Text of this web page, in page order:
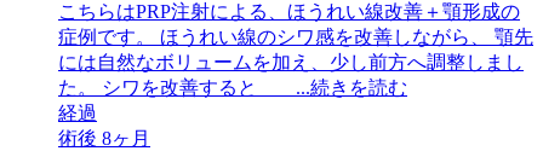
こちらはPRP注射による、ほうれい線改善＋顎形成の
症例です。 ほうれい線のシワ感を改善しながら、 顎先
には自然なボリュームを加え、少し前方へ調整しまし
た。 シワを改善すると ...続きを読む
経過
術後 8ヶ月